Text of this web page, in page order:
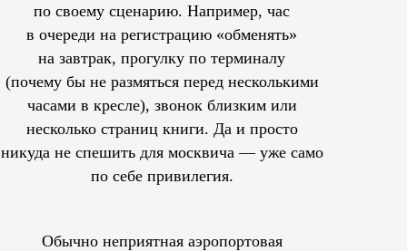
по своему сценарию. Например, час
в очереди на регистрацию «обменять»
на завтрак, прогулку по терминалу
(почему бы не размяться перед несколькими
часами в кресле), звонок близким или
несколько страниц книги. Да и просто
никуда не спешить для москвича — уже само
по себе привилегия.
Обычно неприятная аэропортовая